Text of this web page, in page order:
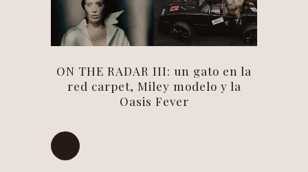
ON THE RADAR III: un gato en la
red carpet, Miley modelo y la
Oasis Fever